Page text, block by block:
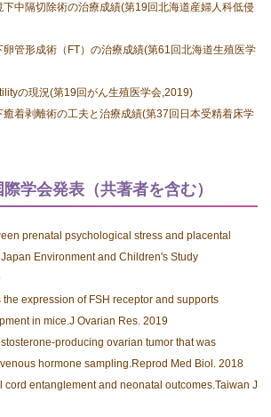
下中隔切除術の治療成績(第19回北海道産婦人科低侵
卵管形成術（FT）の治療成績(第61回北海道生殖医学
の現況(第19回がん生殖医学会,2019)
癒着剥離術の工夫と治療成績(第37回日本受精着床学
学会発表（共著者を含む）
prenatal psychological stress and placental
Environment and Children's Study
the expression of FSH receptor and supports
in mice.J Ovarian Res. 2019
producing ovarian tumor that was
hormone sampling.Reprod Med Biol. 2018
cord entanglement and neonatal outcomes.Taiwan J